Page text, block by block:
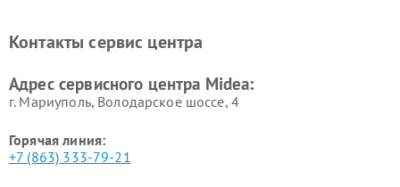
пылесосов Midea
Midea
Контакты сервис центра
Адрес сервисного центра Midea:
г. Мариуполь, Володарское шоссе, 4
Горячая линия:
+7 (863) 333-79-21